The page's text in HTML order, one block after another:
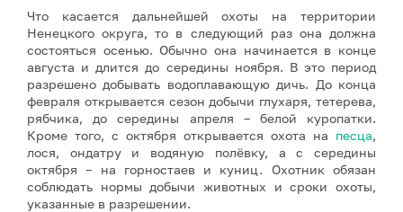
Что касается дальнейшей охоты на территории
Ненецкого округа, то в следующий раз она должна
состояться осенью. Обычно она начинается в конце
августа и длится до середины ноября. В это период
разрешено добывать водоплавающую дичь. До конца
февраля открывается сезон добычи глухаря, тетерева,
рябчика, до середины апреля – белой куропатки.
Кроме того, с октября открывается охота на песца,
лося, ондатру и водяную полёвку, а с середины
октября – на горностаев и куниц. Охотник обязан
соблюдать нормы добычи животных и сроки охоты,
указанные в разрешении.